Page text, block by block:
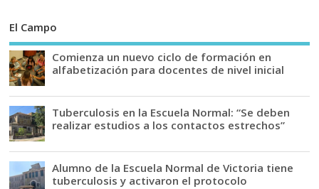
El Campo
Comienza un nuevo ciclo de formación en
alfabetización para docentes de nivel inicial
Tuberculosis en la Escuela Normal: “Se deben
realizar estudios a los contactos estrechos”
Alumno de la Escuela Normal de Victoria tiene
tuberculosis y activaron el protocolo